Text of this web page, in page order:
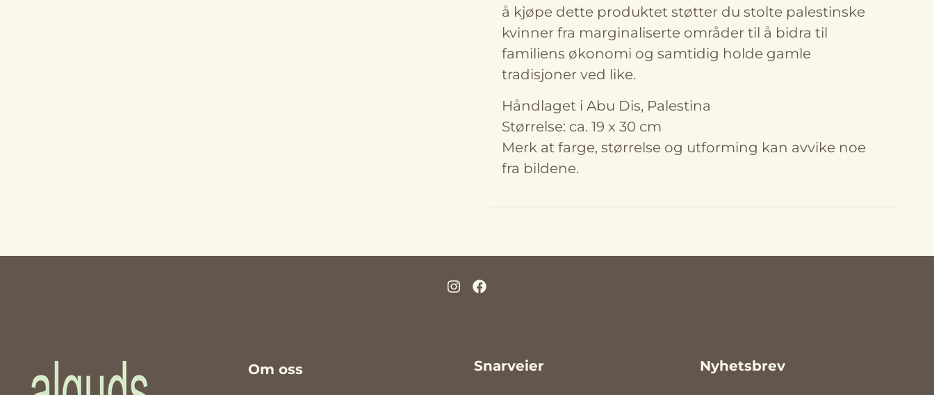
å kjøpe dette produktet støtter du stolte palestinske
kvinner fra marginaliserte områder til å bidra til
familiens økonomi og samtidig holde gamle
tradisjoner ved like.
Håndlaget i Abu Dis, Palestina
Størrelse: ca. 19 x 30 cm
Merk at farge, størrelse og utforming kan avvike noe
fra bildene.
Om oss Snarveier Nyhetsbrev